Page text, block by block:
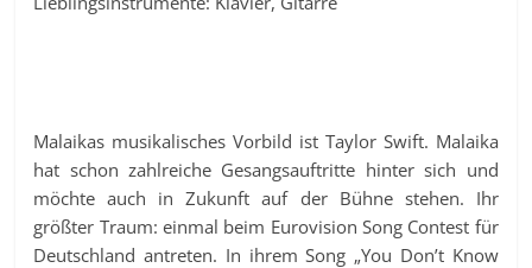
Malaikas musikalisches Vorbild ist Taylor Swift. Malaika
hat schon zahlreiche Gesangsauftritte hinter sich und
möchte auch in Zukunft auf der Bühne stehen. Ihr
größter Traum: einmal beim Eurovision Song Contest für
Deutschland antreten. In ihrem Song „You Don’t Know